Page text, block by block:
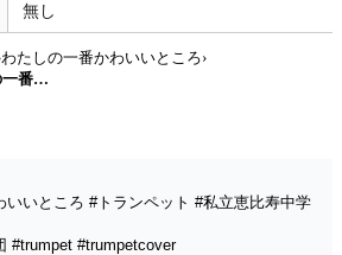
無し
わたしの一番かわいいところ›
Fruits Zipper - わたしの一番かわいいところ (C/ Bb/ F/ Eb キー樂譜) by littlebrother Kel.L
いいところ #トランペット #私立恵比寿中学
#trumpet #trumpetcover